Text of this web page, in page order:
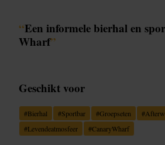
“Een informele bierhal en
Wharf”
Geschikt voor
#Bierhal #Sportbar #Groepseten #
#Levendeatmosfeer #CanaryWharf